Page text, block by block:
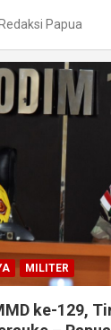
Papua
MILITER
ke-129,